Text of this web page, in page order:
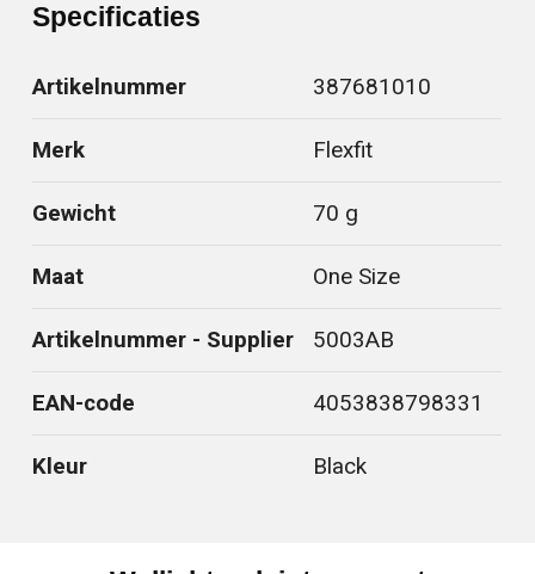
Specificaties
Artikelnummer 387681010
Merk Flexfit
Gewicht 70 g
Maat One Size
Artikelnummer - Supplier 5003AB
EAN-code 4053838798331
Kleur Black